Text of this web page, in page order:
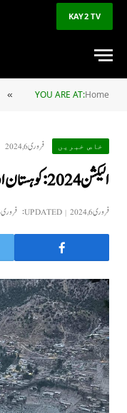
KAY2 TV
YOU ARE AT:Home
»
خاص خبریں فروری 6, 2024
الیکشن 2024: کوہستان اور تورغر کی خواتین امیدوار کون ہیں
فروری 6, 2024 UPDATED: فروری 6, 2024